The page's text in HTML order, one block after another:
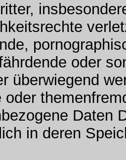
oder
überwiegend
oder
Daten
in deren